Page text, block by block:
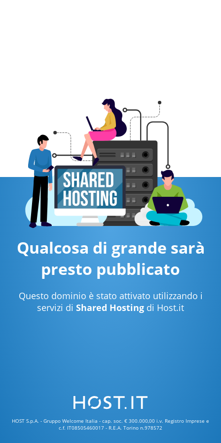
Qualcosa di grande sarà
presto pubblicato
Questo dominio è stato attivato utilizzando i
servizi di Shared Hosting di Host.it
HOST S.p.A. - Gruppo Welcome Italia - cap. soc. € 300.000,00 i.v. Registro Imprese e
c.f. IT08505460017 - R.E.A. Torino n.978572